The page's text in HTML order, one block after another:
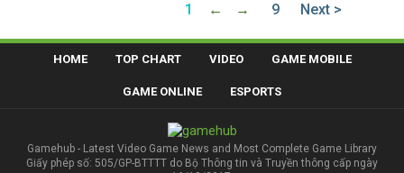
1 ← → 9 Next >
HOME TOP CHART VIDEO GAME MOBILE
GAME ONLINE ESPORTS
Gamehub - Latest Video Game News and Most Complete Game Library
Giấy phép số: 505/GP-BTTTT do Bộ Thông tin và Truyền thông cấp ngày